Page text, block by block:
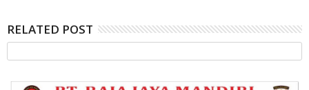
RELATED POST